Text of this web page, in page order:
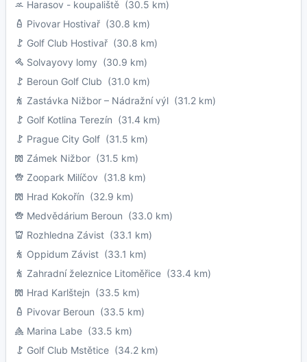
Harasov - koupaliště (30.5 km)
Pivovar Hostivař (30.8 km)
Golf Club Hostivař (30.8 km)
Solvayovy lomy (30.9 km)
Beroun Golf Club (31.0 km)
Zastávka Nižbor – Nádražní výl (31.2 km)
Golf Kotlina Terezín (31.4 km)
Prague City Golf (31.5 km)
Zámek Nižbor (31.5 km)
Zoopark Milíčov (31.8 km)
Hrad Kokořín (32.9 km)
Medvědárium Beroun (33.0 km)
Rozhledna Závist (33.1 km)
Oppidum Závist (33.1 km)
Zahradní železnice Litoměřice (33.4 km)
Hrad Karlštejn (33.5 km)
Pivovar Beroun (33.5 km)
Marina Labe (33.5 km)
Golf Club Mstětice (34.2 km)